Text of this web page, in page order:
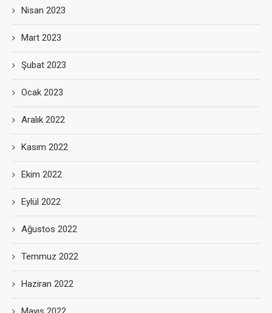
Nisan 2023
Mart 2023
Şubat 2023
Ocak 2023
Aralık 2022
Kasım 2022
Ekim 2022
Eylül 2022
Ağustos 2022
Temmuz 2022
Haziran 2022